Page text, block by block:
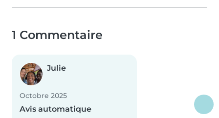
1 Commentaire
Julie
Octobre 2025
Avis automatique